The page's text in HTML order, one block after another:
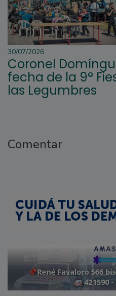
30/07/2026
Coronel
fecha de la 9°
las Legumbres
Comentar